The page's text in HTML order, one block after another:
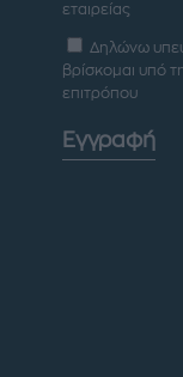
εταιρείας
Δηλώνω
βρίσκομαι υπό
επιτρόπου
Εγγραφή